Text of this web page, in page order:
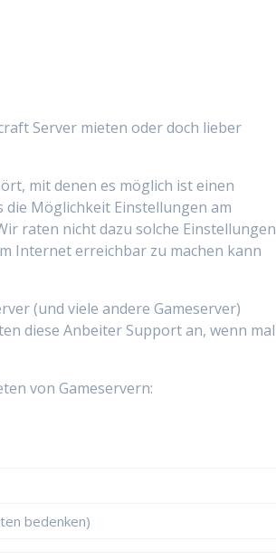
Server mieten oder doch lieber
mit denen es möglich ist einen
die Möglichkeit Einstellungen am
raten nicht dazu solche Einstellungen
Internet erreichbar zu machen kann
(und viele andere Gameserver)
diese Anbeiter Support an, wenn mal
von Gameservern:
bedenken)